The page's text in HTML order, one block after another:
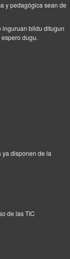
y pedagógica sean de
inguruan bildu ditugun
dugu.
ya disponen de la
de las TIC